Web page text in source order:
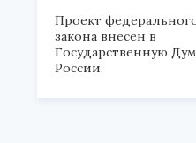
Проект
закона внесен в
Государственную
России.